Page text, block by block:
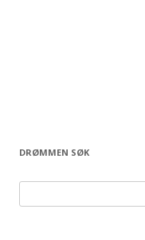
DRØMMEN SØK
e